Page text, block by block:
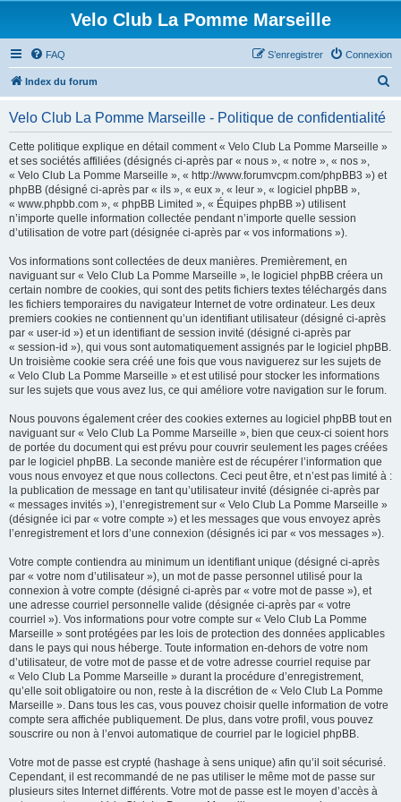
Velo Club La Pomme Marseille
FAQ Connexion
S’enregistrer
Index du forum
Velo Club La Pomme Marseille - Politique de confidentialité
Cette politique explique en détail comment « Velo Club La Pomme Marseille »
et ses sociétés affiliées (désignés ci-après par « nous », « notre », « nos »,
« Velo Club La Pomme Marseille », « http://www.forumvcpm.com/phpBB3 ») et
phpBB (désigné ci-après par « ils », « eux », « leur », « logiciel phpBB »,
« www.phpbb.com », « phpBB Limited », « Équipes phpBB ») utilisent
n’importe quelle information collectée pendant n’importe quelle session
d’utilisation de votre part (désignée ci-après par « vos informations »).
Vos informations sont collectées de deux manières. Premièrement, en
naviguant sur « Velo Club La Pomme Marseille », le logiciel phpBB créera un
certain nombre de cookies, qui sont des petits fichiers textes téléchargés dans
les fichiers temporaires du navigateur Internet de votre ordinateur. Les deux
premiers cookies ne contiennent qu’un identifiant utilisateur (désigné ci-après
par « user-id ») et un identifiant de session invité (désigné ci-après par
« session-id »), qui vous sont automatiquement assignés par le logiciel phpBB.
Un troisième cookie sera créé une fois que vous naviguerez sur les sujets de
« Velo Club La Pomme Marseille » et est utilisé pour stocker les informations
sur les sujets que vous avez lus, ce qui améliore votre navigation sur le forum.
Nous pouvons également créer des cookies externes au logiciel phpBB tout en
naviguant sur « Velo Club La Pomme Marseille », bien que ceux-ci soient hors
de portée du document qui est prévu pour couvrir seulement les pages créées
par le logiciel phpBB. La seconde manière est de récupérer l’information que
vous nous envoyez et que nous collectons. Ceci peut être, et n’est pas limité à :
la publication de message en tant qu’utilisateur invité (désignée ci-après par
« messages invités »), l’enregistrement sur « Velo Club La Pomme Marseille »
(désignée ici par « votre compte ») et les messages que vous envoyez après
l’enregistrement et lors d’une connexion (désignés ici par « vos messages »).
Votre compte contiendra au minimum un identifiant unique (désigné ci-après
par « votre nom d’utilisateur »), un mot de passe personnel utilisé pour la
connexion à votre compte (désigné ci-après par « votre mot de passe »), et
une adresse courriel personnelle valide (désignée ci-après par « votre
courriel »). Vos informations pour votre compte sur « Velo Club La Pomme
Marseille » sont protégées par les lois de protection des données applicables
dans le pays qui nous héberge. Toute information en-dehors de votre nom
d’utilisateur, de votre mot de passe et de votre adresse courriel requise par
« Velo Club La Pomme Marseille » durant la procédure d’enregistrement,
qu’elle soit obligatoire ou non, reste à la discrétion de « Velo Club La Pomme
Marseille ». Dans tous les cas, vous pouvez choisir quelle information de votre
compte sera affichée publiquement. De plus, dans votre profil, vous pouvez
souscrire ou non à l’envoi automatique de courriel par le logiciel phpBB.
Votre mot de passe est crypté (hashage à sens unique) afin qu’il soit sécurisé.
Cependant, il est recommandé de ne pas utiliser le même mot de passe sur
plusieurs sites Internet différents. Votre mot de passe est le moyen d’accès à